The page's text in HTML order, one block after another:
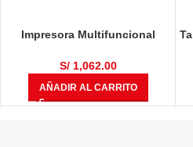
Impresora Multifuncional
S/1,062.00
AÑADIR AL CARRITO